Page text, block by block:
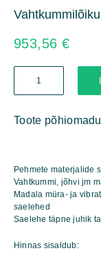
953,56 €
300
kogus
Toote
Pehmete materjalide
Vahtkummi, jõhvi jm
Madala müra- ja
saelehed
Saelehe täpne juhik
Hinnas sisaldub: